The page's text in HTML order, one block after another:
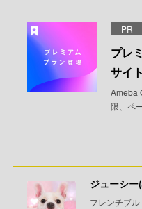
PR
プレ
サイ
Ameba
限、ペ
ジューシ
フレンチブ